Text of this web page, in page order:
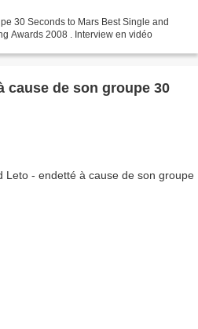
30 Seconds to Mars Best Single and
Awards 2008 . Interview en vidéo
cause de son groupe 30